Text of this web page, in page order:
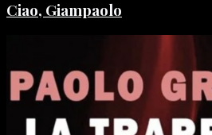
Ciao, Giampaolo